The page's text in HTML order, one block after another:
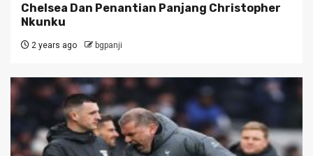
Chelsea Dan Penantian Panjang Christopher
Nkunku
2 years ago bgpanji